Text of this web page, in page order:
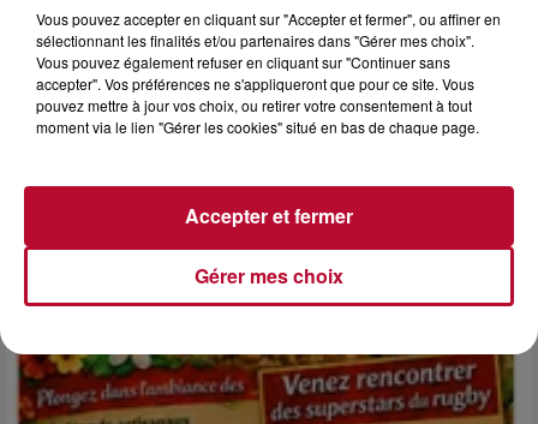
6 août 2026
NÎMES : « LE RÊVE DU GLADIATEUR » INVESTIT
LES ARÈNES CES 3...
Après un franc succès l'été dernier, le spectacle « Le Rêve
du gladiateur » revient illuminer l'amphithéâtre romain les 6,
Vous pouvez accepter en cliquant sur "Accepter et fermer", ou affiner en
sélectionnant les finalités et/ou partenaires dans "Gérer mes choix".
Vous pouvez également refuser en cliquant sur "Continuer sans
accepter". Vos préférences ne s'appliqueront que pour ce site. Vous
pouvez mettre à jour vos choix, ou retirer votre consentement à tout
moment via le lien "Gérer les cookies" situé en bas de chaque page.
Gérer mes choix
Accepter et fermer